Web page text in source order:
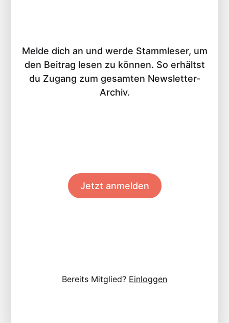
Melde dich an und werde Stammleser, um
den Beitrag lesen zu können. So erhältst
du Zugang zum gesamten Newsletter-
Archiv.
Jetzt anmelden
Bereits Mitglied? Einloggen